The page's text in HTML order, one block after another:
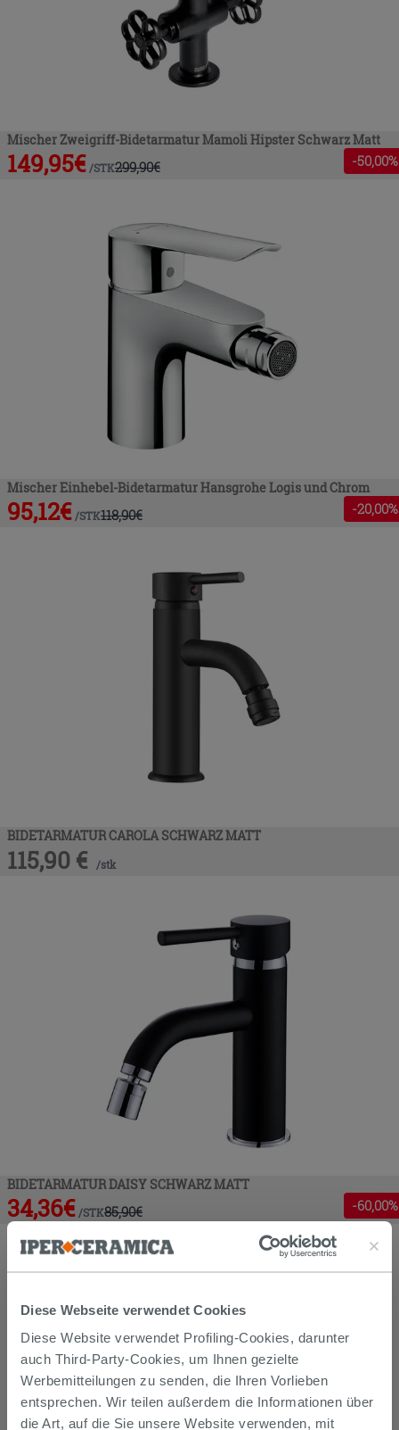
Diese Webseite verwendet Cookies
Diese Website verwendet Profiling-Cookies, darunter
auch Third-Party-Cookies, um Ihnen gezielte
Werbemitteilungen zu senden, die Ihren Vorlieben
entsprechen. Wir teilen außerdem die Informationen über
die Art, auf die Sie unsere Website verwenden, mit
Mischer Zweigriff-Bidetarmatur Mamoli Hipster Schwarz Matt
149,95€ /STK299,90€ -50,00%
Mischer Einhebel-Bidetarmatur Hansgrohe Logis und Chrom
95,12€ /STK118,90€ -20,00%
BIDETARMATUR CAROLA SCHWARZ MATT
115,90 € /stk
BIDETARMATUR DAISY SCHWARZ MATT
34,36€ /STK85,90€ -60,00%